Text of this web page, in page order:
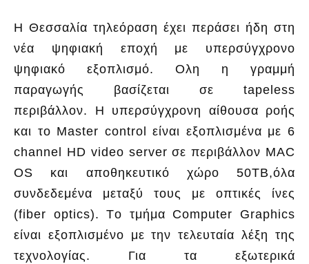
Η Θεσσαλία τηλεόραση έχει περάσει ήδη στη
νέα ψηφιακή εποχή με υπερσύγχρονο
ψηφιακό εξοπλισμό. Ολη η γραμμή
παραγωγής βασίζεται σε tapeless
περιβάλλον. Η υπερσύγχρονη αίθουσα ροής
και το Master control είναι εξοπλισμένα με 6
channel HD video server σε περιβάλλον MAC
OS και αποθηκευτικό χώρο 50ΤΒ,όλα
συνδεδεμένα μεταξύ τους με οπτικές ίνες
(fiber optics). Tο τμήμα Computer Graphics
είναι εξοπλισμένο με την τελευταία λέξη της
τεχνολογίας. Για τα εξωτερικά